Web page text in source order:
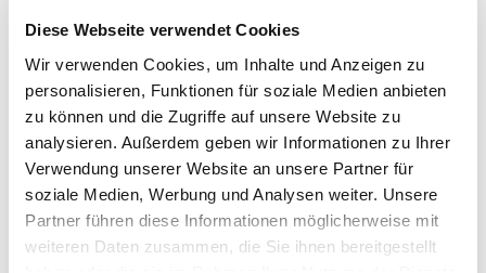
Diese Webseite verwendet Cookies
Wir verwenden Cookies, um Inhalte und Anzeigen zu
personalisieren, Funktionen für soziale Medien anbieten
zu können und die Zugriffe auf unsere Website zu
analysieren. Außerdem geben wir Informationen zu Ihrer
Verwendung unserer Website an unsere Partner für
soziale Medien, Werbung und Analysen weiter. Unsere
Partner führen diese Informationen möglicherweise mit
weiteren Daten zusammen, die Sie ihnen bereitgestellt
– Name des/der Verbraucher(s)
– Anschrift des/der Verbraucher(s)
– Unterschrift des/der Verbraucher(s) (nur bei Mitteilung auf
Papier)
– Datum
(*) Unzutreffendes streichen.
Besondere Hinweise
Wenn Sie diesen Vertrag durch ein Darlehen finanzieren und ihn
später widerrufen, sind sie auch an den Darlehensvertrag nicht